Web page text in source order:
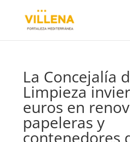
La Concejalía
Limpieza
euros en
papeleras y
contenedores